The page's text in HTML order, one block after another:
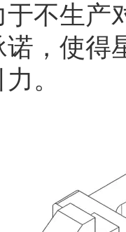
不生产
，使得
。